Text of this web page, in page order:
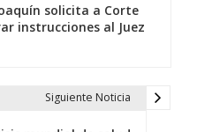
solicita a Corte
instrucciones al Juez
Siguiente Noticia